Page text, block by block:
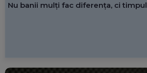
Nu banii mulți fac diferența, ci timpul